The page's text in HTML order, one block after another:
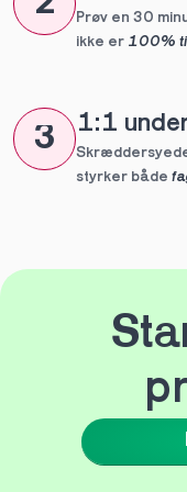
Prøv en 30
ikke er 100%
3 1:1
styrker både